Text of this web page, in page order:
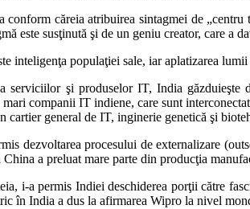
conform căreia atribuirea sintagmei de
este susţinută şi de un geniu creator, care a
inteligenţa populaţiei sale, iar aplatizarea
serviciilor şi produselor IT, India
companii IT indiene, care sunt
cartier general de IT, inginerie genetică şi
dezvoltarea procesului de externalizare
a preluat mare parte din producţia
i-a permis Indiei deschiderea porţii către
în India a dus la afirmarea Wipro la nivel